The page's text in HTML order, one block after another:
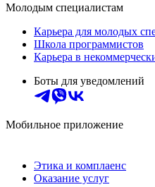
Молодым специалистам
Карьера для молодых
Школа программистов
Карьера в
Боты для уведомлений
Мобильное приложение
Этика и комплаенс
Оказание услуг